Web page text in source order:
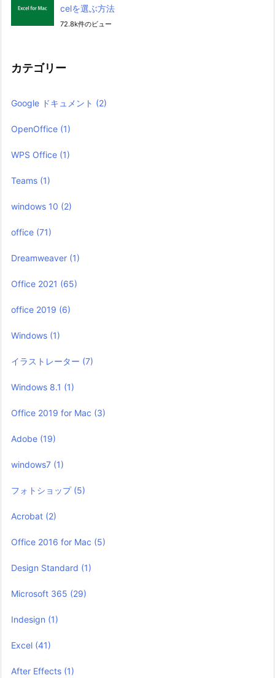
celを選ぶ方法
72.8k件のビュー
カテゴリー
Google ドキュメント (2)
OpenOffice (1)
WPS Office (1)
Teams (1)
windows 10 (2)
office (71)
Dreamweaver (1)
Office 2021 (65)
office 2019 (6)
Windows (1)
イラストレーター (7)
Windows 8.1 (1)
Office 2019 for Mac (3)
Adobe (19)
windows7 (1)
フォトショップ (5)
Acrobat (2)
Office 2016 for Mac (5)
Design Standard (1)
Microsoft 365 (29)
Indesign (1)
Excel (41)
After Effects (1)